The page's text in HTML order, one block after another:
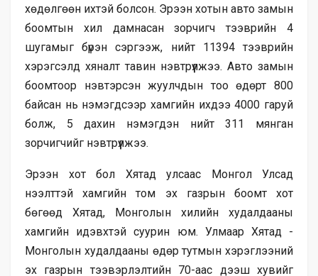
хөдөлгөөн ихтэй болсон. Эрээн хотын авто замын
боомтын хил дамнасан зорчигч тээврийн 4
шугамыг бүрэн сэргээж, нийт 11394 тээврийн
хэрэгсэлд хяналт тавин нэвтрүүлжээ. Авто замын
боомтоор нэвтэрсэн жуулчдын тоо өдөрт 800
байсан нь нэмэгдсээр хамгийн ихдээ 4000 гаруй
болж, 5 дахин нэмэгдэн нийт 311 мянган
зорчигчийг нэвтрүүлжээ.
Эрээн хот бол Хятад улсаас Монгол Улсад
нээлттэй хамгийн том эх газрын боомт хот
бөгөөд Хятад, Монголын хилийн худалдааны
хамгийн идэвхтэй суурин юм. Улмаар Хятад -
Монголын худалдааны өдөр тутмын хэрэглээний
эх газрын тээвэрлэлтийн 70-аас дээш хувийг